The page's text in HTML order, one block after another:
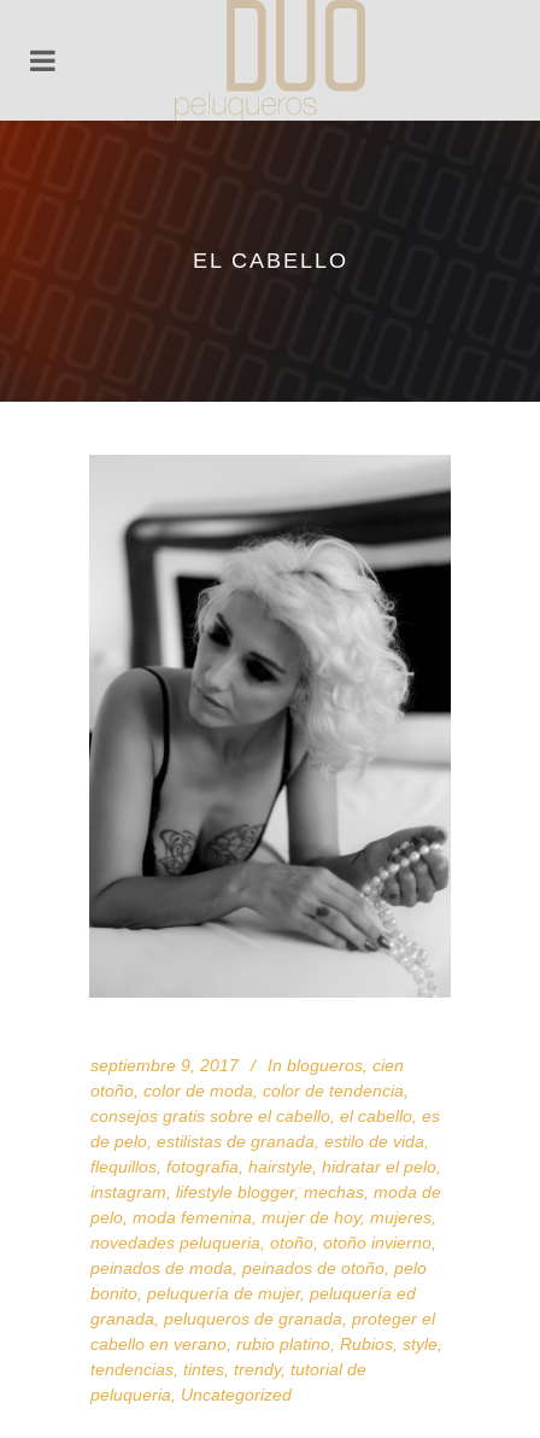
EL CABELLO
septiembre 9, 2017 In blogueros, cien
otoño, color de moda, color de tendencia,
consejos gratis sobre el cabello, el cabello, es
de pelo, estilistas de granada, estilo de vida,
flequillos, fotografia, hairstyle, hidratar el pelo,
instagram, lifestyle blogger, mechas, moda de
pelo, moda femenina, mujer de hoy, mujeres,
novedades peluqueria, otoño, otoño invierno,
peinados de moda, peinados de otoño, pelo
bonito, peluquería de mujer, peluquería ed
granada, peluqueros de granada, proteger el
cabello en verano, rubio platino, Rubios, style,
tendencias, tintes, trendy, tutorial de
peluqueria, Uncategorized